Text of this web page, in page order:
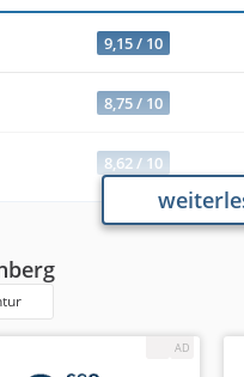
9,15 / 10
8,75 / 10
8,62 / 10
ersten Rang unter den
von